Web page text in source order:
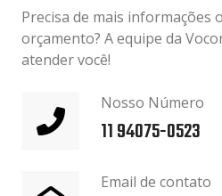
Precisa de mais informações
orçamento? A equipe da
atender você!
Nosso Número
11 94075-0523
Email de contato